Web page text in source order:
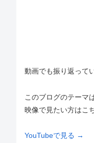
動画でも振り返って
このブログのテーマ
映像で見たい方はこ
YouTubeで見る →